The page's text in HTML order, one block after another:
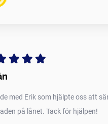
med Erik som hjälpte oss att
på lånet. Tack för hjälpen!